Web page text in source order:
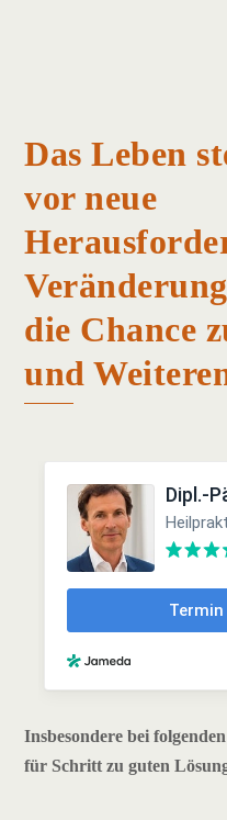
Das Leben
vor neue
die Chance
und
Insbesondere bei
für Schritt zu guten